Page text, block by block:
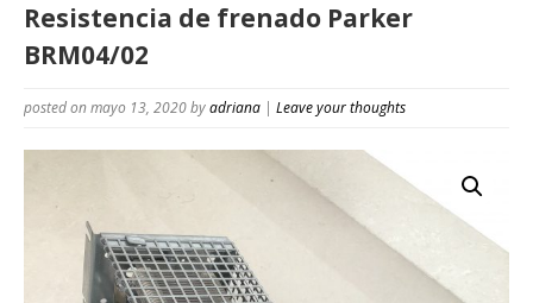
Resistencia de frenado Parker
BRM04/02
posted on mayo 13, 2020byadriana | Leave your thoughts